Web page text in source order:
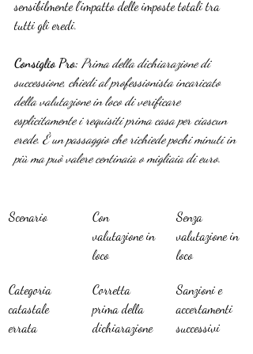
sensibilmente l’impatto delle imposte totali tra
tutti gli eredi.
Consiglio Pro: Prima della dichiarazione di
successione, chiedi al professionista incaricato
della valutazione in loco di verificare
esplicitamente i requisiti prima casa per ciascun
erede. È un passaggio che richiede pochi minuti in
più ma può valere centinaia o migliaia di euro.
Scenario
Con
valutazione in
loco
Senza
valutazione in
loco
Categoria
catastale
errata
Corretta
prima della
dichiarazione
Sanzioni e
accertamenti
successivi